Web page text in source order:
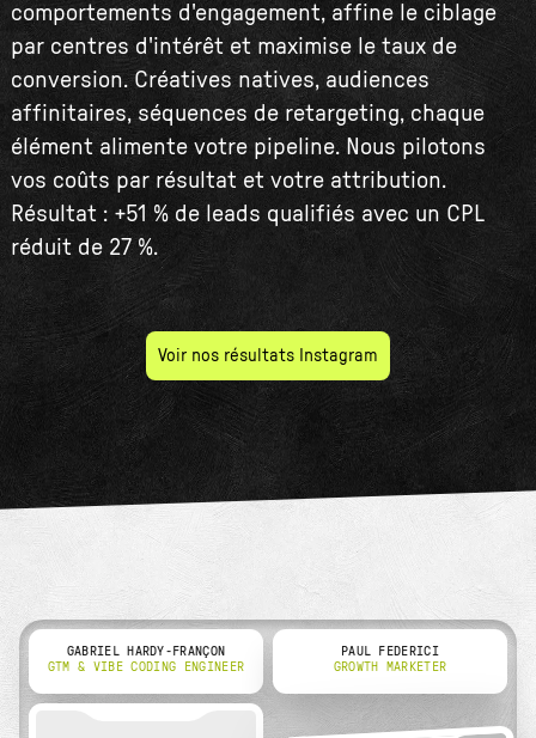
comportements d'engagement, affine le ciblage
par centres d'intérêt et maximise le taux de
conversion. Créatives natives, audiences
affinitaires, séquences de retargeting, chaque
élément alimente votre pipeline. Nous pilotons
vos coûts par résultat et votre attribution.
Résultat : +51 % de leads qualifiés avec un CPL
réduit de 27 %.
Voir nos résultats Instagram
GABRIEL HARDY-FRANÇON
GTM & VIBE CODING ENGINEER
PAUL FEDERICI
GROWTH MARKETER